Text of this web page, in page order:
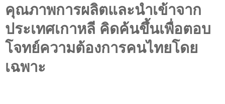
คุณภาพการผลิตและนำเข้าจาก
ประเทศเกาหลี คิดค้นขึ้นเพื่อตอบ
โจทย์ความต้องการคนไทยโดย
เฉพาะ